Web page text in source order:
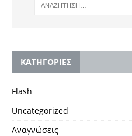
KΑΤΗΓΟΡΙΕΣ
Flash
Uncategorized
Αναγνώσεις